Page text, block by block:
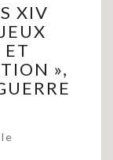
XIV
»,